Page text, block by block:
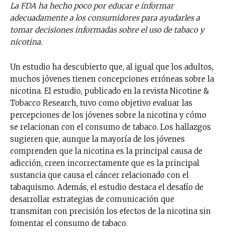
La FDA ha hecho poco por educar e informar
adecuadamente a los consumidores para ayudarles a
tomar decisiones informadas sobre el uso de tabaco y
nicotina.
Un estudio ha descubierto que, al igual que los adultos,
muchos jóvenes tienen concepciones erróneas sobre la
nicotina. El estudio, publicado en la revista Nicotine &
Tobacco Research, tuvo como objetivo evaluar las
percepciones de los jóvenes sobre la nicotina y cómo
se relacionan con el consumo de tabaco. Los hallazgos
sugieren que, aunque la mayoría de los jóvenes
comprenden que la nicotina es la principal causa de
adicción, creen incorrectamente que es la principal
sustancia que causa el cáncer relacionado con el
tabaquismo. Además, el estudio destaca el desafío de
desarrollar estrategias de comunicación que
transmitan con precisión los efectos de la nicotina sin
fomentar el consumo de tabaco.